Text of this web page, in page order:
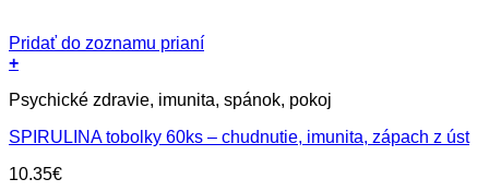
Pridať do zoznamu prianí
+
Psychické zdravie, imunita, spánok, pokoj
SPIRULINA tobolky 60ks – chudnutie, imunita, zápach z úst
10.35€